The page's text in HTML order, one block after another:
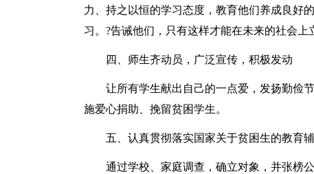
力、持之以恒的学习态度，教育他们养成良好
习。?告诫他们，只有这样才能在未来的社会上
四、师生齐动员，广泛宣传，积极发动
让所有学生献出自己的一点爱，发扬勤俭
施爱心捐助、挽留贫困学生。
五、认真贯彻落实国家关于贫困生的教育
通过学校、家庭调查，确立对象，并张榜公